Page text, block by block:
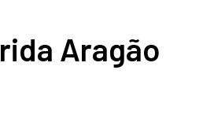
Aragão